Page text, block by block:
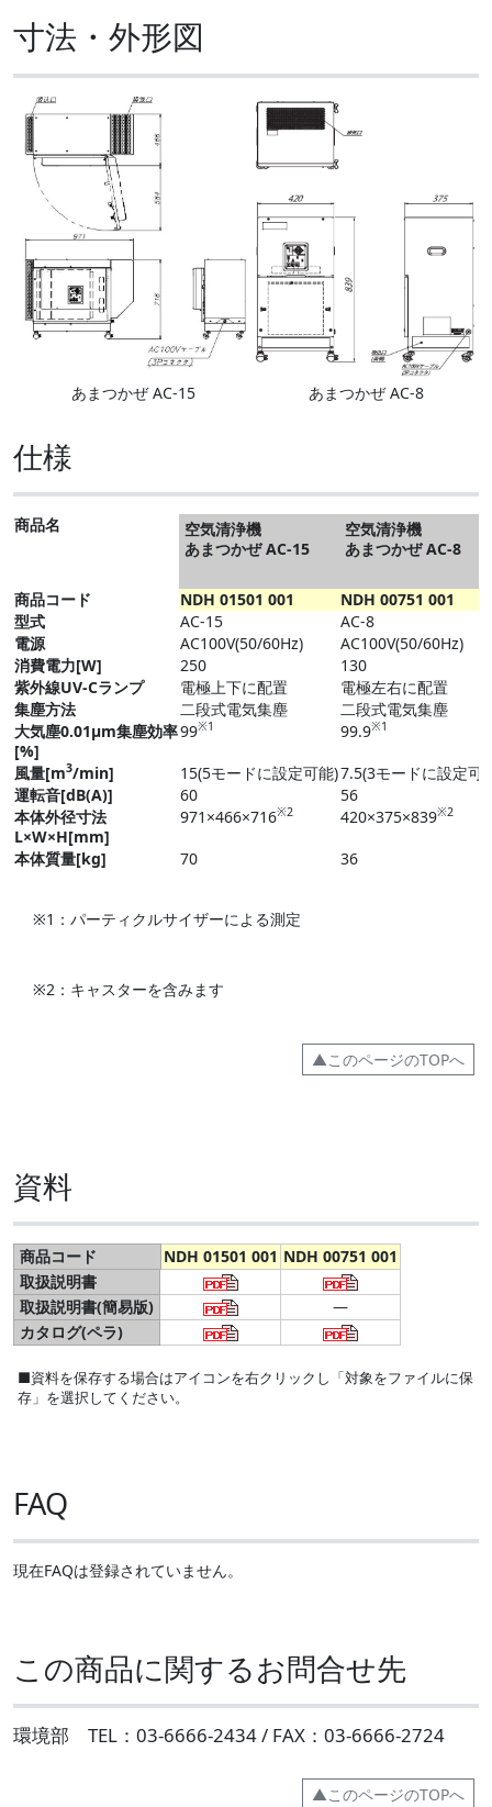
寸法・外形図
あまつかぜ AC-15 あまつかぜ AC-8
仕様
商品名
空気清浄機
あまつかぜ AC-15
空気清浄機
あまつかぜ AC-8
商品コード NDH 01501 001
NDH 00751 001
型式
AC-15
AC-8
電源
AC100V(50/60Hz)
AC100V(50/60Hz)
消費電力[W]
250
130
紫外線UV-Cランプ
電極上下に配置
電極左右に配置
集塵方法
二段式電気集塵
二段式電気集塵
大気塵0.01μm集塵効率
[%]
99※1 99.9※1
風量[m3/min] 15(5モードに設定可能)7.5(3モードに設定可
運転音[dB(A)]
60
56
本体外径寸法
L×W×H[mm]
971×466×716※2 420×375×839※2
本体質量[kg] 70 36
※1：パーティクルサイザーによる測定
※2：キャスターを含みます
▲このページのTOPへ
資料
商品コード NDH 01501 001 NDH 00751 001
取扱説明書
取扱説明書(簡易版)
―
カタログ(ペラ)
■資料を保存する場合はアイコンを右クリックし「対象をファイルに保
存」を選択してください。
FAQ
現在FAQは登録されていません。
この商品に関するお問合せ先
環境部 TEL：03-6666-2434 / FAX：03-6666-2724
▲このページのTOPへ